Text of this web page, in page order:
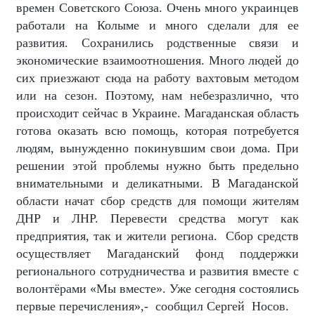
времен Советского Союза. Очень много украинцев
работали на Колыме и много сделали для ее
развития. Сохранились родственные связи и
экономические взаимоотношения. Много людей до
сих приезжают сюда на работу вахтовым методом
или на сезон. Поэтому, нам небезразлично, что
происходит сейчас в Украине. Магаданская область
готова оказать всю помощь, которая потребуется
людям, вынужденно покинувшим свои дома. При
решении этой проблемы нужно быть предельно
внимательными и деликатными. В Магаданской
области начат сбор средств для помощи жителям
ДНР и ЛНР. Перевести средства могут как
предприятия, так и жители региона.
Сбор средств
осуществляет Магаданский фонд поддержки
регионального сотрудничества и развития вместе с
волонтёрами «Мы вместе». Уже сегодня состоялись
первые перечисления»,- сообщил Сергей Носов.